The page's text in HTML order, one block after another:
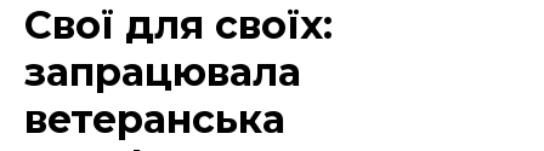
Свої для своїх:
запрацювала
ветеранська